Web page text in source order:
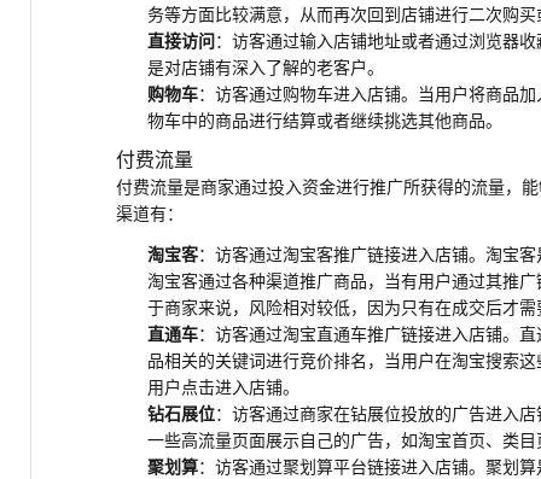
务等方面比较满意，从而再次回到店铺进行二次购
直接访问：访客通过输入店铺地址或者通过浏览器
是对店铺有深入了解的老客户。
购物车：访客通过购物车进入店铺。当用户将商品
物车中的商品进行结算或者继续挑选其他商品。
付费流量
付费流量是商家通过投入资金进行推广所获得的流量，
渠道有：
淘宝客：访客通过淘宝客推广链接进入店铺。淘宝
淘宝客通过各种渠道推广商品，当有用户通过其推
于商家来说，风险相对较低，因为只有在成交后才
直通车：访客通过淘宝直通车推广链接进入店铺。
品相关的关键词进行竞价排名，当用户在淘宝搜索
用户点击进入店铺。
钻石展位：访客通过商家在钻展位投放的广告进入
一些高流量页面展示自己的广告，如淘宝首页、类
聚划算：访客通过聚划算平台链接进入店铺。聚划